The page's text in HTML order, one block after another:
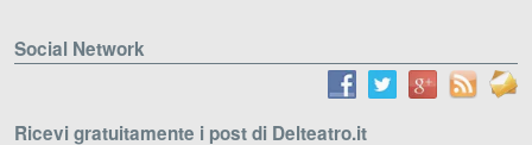
Social Network
Ricevi gratuitamente i post di Delteatro.it